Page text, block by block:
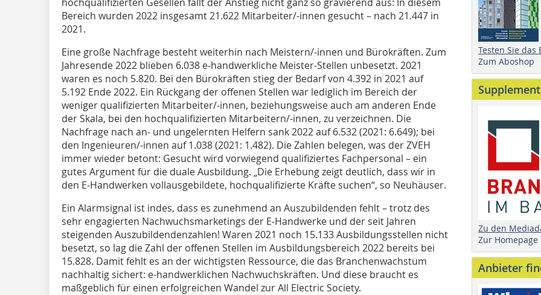
Bereich wurden 2022 insgesamt 21.622 Mitarbeiter/-innen gesucht – nach 21.447 in
2021.
Eine große Nachfrage besteht weiterhin nach Meistern/-innen und Bürokräften. Zum
Jahresende 2022 blieben 6.038 e-handwerkliche Meister-Stellen unbesetzt. 2021
waren es noch 5.820. Bei den Bürokräften stieg der Bedarf von 4.392 in 2021 auf
5.192 Ende 2022. Ein Rückgang der offenen Stellen war lediglich im Bereich der
weniger qualifizierten Mitarbeiter/-innen, beziehungsweise auch am anderen Ende
der Skala, bei den hochqualifizierten Mitarbeitern/-innen, zu verzeichnen. Die
Nachfrage nach an- und ungelernten Helfern sank 2022 auf 6.532 (2021: 6.649); bei
den Ingenieuren/-innen auf 1.038 (2021: 1.482). Die Zahlen belegen, was der ZVEH
immer wieder betont: Gesucht wird vorwiegend qualifiziertes Fachpersonal – ein
gutes Argument für die duale Ausbildung. „Die Erhebung zeigt deutlich, dass wir in
den E-Handwerken vollausgebildete, hochqualifizierte Kräfte suchen“, so Neuhäuser.
Ein Alarmsignal ist indes, dass es zunehmend an Auszubildenden fehlt – trotz des
sehr engagierten Nachwuchsmarketings der E-Handwerke und der seit Jahren
steigenden Auszubildendenzahlen! Waren 2021 noch 15.133 Ausbildungsstellen nicht
besetzt, so lag die Zahl der offenen Stellen im Ausbildungsbereich 2022 bereits bei
15.828. Damit fehlt es an der wichtigsten Ressource, die das Branchenwachstum
nachhaltig sichert: e-handwerklichen Nachwuchskräften. Und diese braucht es
maßgeblich für einen erfolgreichen Wandel zur All Electric Society.
Testen Sie das
Zum Aboshop
Supplement
Zu den
Zur Homepage
Anbieter